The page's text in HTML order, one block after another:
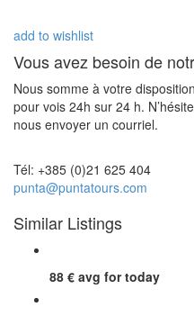
add to wishlist
Vous avez besoin de
Nous somme à votre
pour vois 24h sur 24 h.
nous envoyer un courriel.
Tél: +385 (0)21 625 404
punta@puntatours.com
Similar Listings
88 € avg for today